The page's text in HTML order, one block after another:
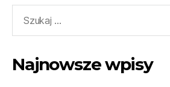
Najnowsze wpisy